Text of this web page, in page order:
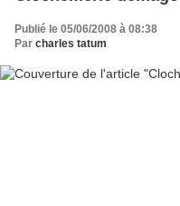
Publié le 05/06/2008 à 08:38
Par charles tatum